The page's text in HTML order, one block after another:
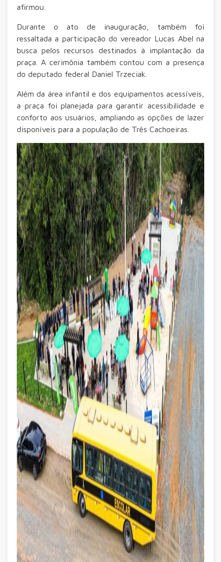
afirmou.
Durante o ato de inauguração, também foi
ressaltada a participação do vereador Lucas Abel na
busca pelos recursos destinados à implantação da
praça. A cerimônia também contou com a presença
do deputado federal Daniel Trzeciak.
Além da área infantil e dos equipamentos acessíveis,
a praça foi planejada para garantir acessibilidade e
conforto aos usuários, ampliando as opções de lazer
disponíveis para a população de Três Cachoeiras.